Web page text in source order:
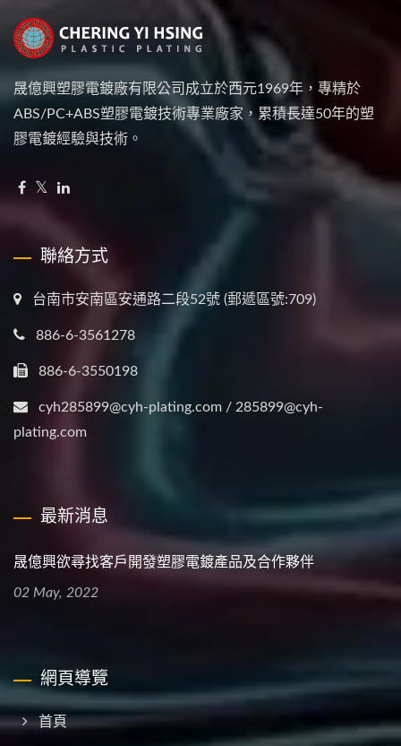
晟億興塑膠電鍍廠有限公司成立於西元1969年，專精於
ABS/PC+ABS塑膠電鍍技術專業廠家，累積長達50年的塑
膠電鍍經驗與技術。
聯絡方式
台南市安南區安通路二段52號 (郵遞區號:709)
886-6-3561278
886-6-3550198
cyh285899@cyh-plating.com / 285899@cyh-
plating.com
最新消息
晟億興欲尋找客戶開發塑膠電鍍產品及合作夥伴
02 May, 2022
網頁導覽
首頁